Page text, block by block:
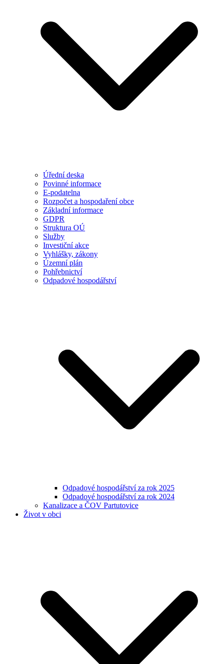
Úřední deska
Povinné informace
E-podatelna
Rozpočet a hospodaření obce
Základní informace
GDPR
Struktura OÚ
Služby
Investiční akce
Vyhlášky, zákony
Územní plán
Pohřebnictví
Odpadové hospodářství
Odpadové hospodářství za rok 2025
Odpadové hospodářství za rok 2024
Kanalizace a ČOV Partutovice
Život v obci